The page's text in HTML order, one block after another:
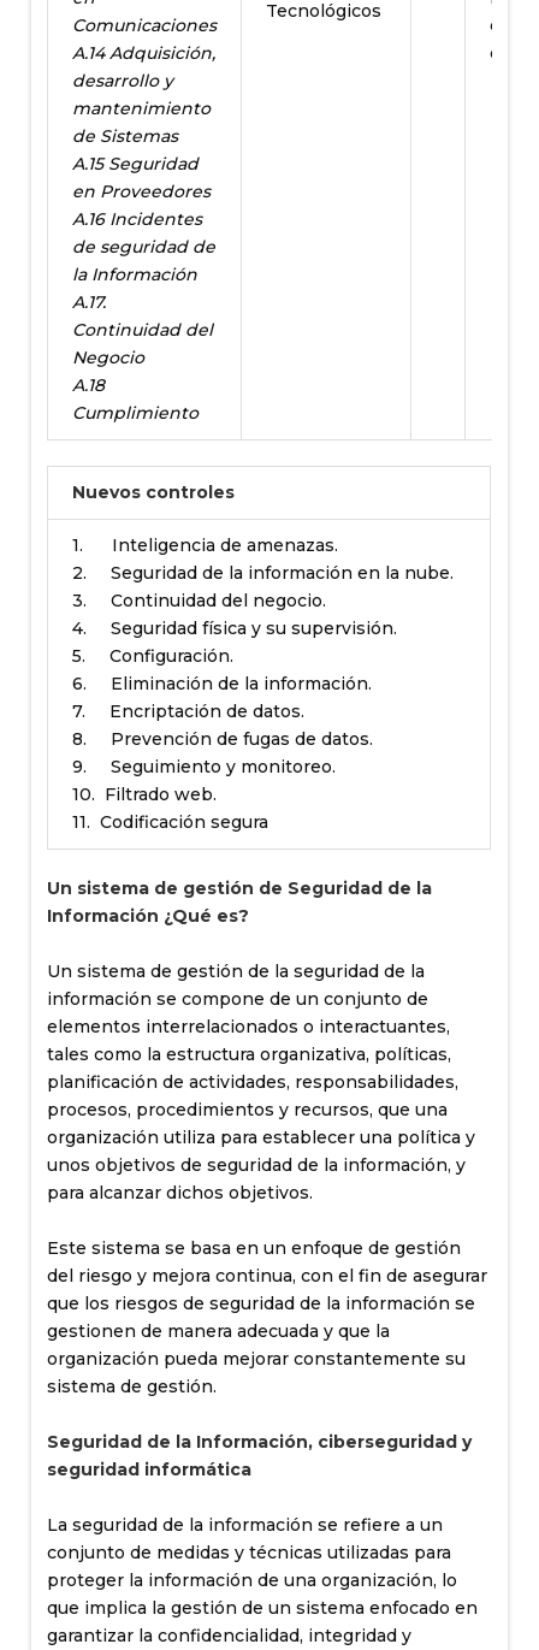
Comunicaciones
A.14 Adquisición,
desarrollo y
mantenimiento
de Sistemas
A.15 Seguridad
en Proveedores
A.16 Incidentes
de seguridad de
la Información
A.17.
Continuidad del
Negocio
A.18
Cumplimiento
Tecnológicos
Nuevos controles
1. Inteligencia de amenazas.
2. Seguridad de la información en la nube.
3. Continuidad del negocio.
4. Seguridad física y su supervisión.
5. Configuración.
6. Eliminación de la información.
7. Encriptación de datos.
8. Prevención de fugas de datos.
9. Seguimiento y monitoreo.
10. Filtrado web.
11. Codificación segura
Un sistema de gestión de Seguridad de la
Información ¿Qué es?
Un sistema de gestión de la seguridad de la
información se compone de un conjunto de
elementos interrelacionados o interactuantes,
tales como la estructura organizativa, políticas,
planificación de actividades, responsabilidades,
procesos, procedimientos y recursos, que una
organización utiliza para establecer una política y
unos objetivos de seguridad de la información, y
para alcanzar dichos objetivos.
Este sistema se basa en un enfoque de gestión
del riesgo y mejora continua, con el fin de asegurar
que los riesgos de seguridad de la información se
gestionen de manera adecuada y que la
organización pueda mejorar constantemente su
sistema de gestión.
Seguridad de la Información, ciberseguridad y
seguridad informática
La seguridad de la información se refiere a un
conjunto de medidas y técnicas utilizadas para
proteger la información de una organización, lo
que implica la gestión de un sistema enfocado en
garantizar la confidencialidad, integridad y